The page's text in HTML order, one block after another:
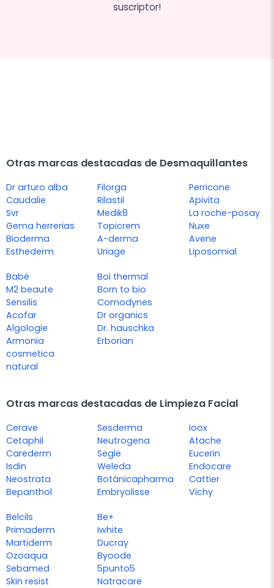
suscriptor!
Otras marcas destacadas de Desmaquillantes
Dr arturo alba
Caudalie
Svr
Gema herrerias
Bioderma
Esthederm
Filorga
Rilastil
Medik8
Topicrem
A-derma
Uriage
Perricone
Apivita
La roche-posay
Nuxe
Avene
Liposomial
Babé
M2 beaute
Sensilis
Acofar
Algologie
Armonia
cosmetica
natural
Boi thermal
Born to bio
Comodynes
Dr organics
Dr. hauschka
Erborian
Otras marcas destacadas de Limpieza Facial
Cerave
Cetaphil
Carederm
Isdin
Neostrata
Bepanthol
Sesderma
Neutrogena
Segle
Weleda
Botánicapharma
Embryolisse
Ioox
Atache
Eucerin
Endocare
Cattier
Vichy
Belcils
Primaderm
Martiderm
Ozoaqua
Sebamed
Skin resist
Be+
Iwhite
Ducray
Byoode
5punto5
Natracare